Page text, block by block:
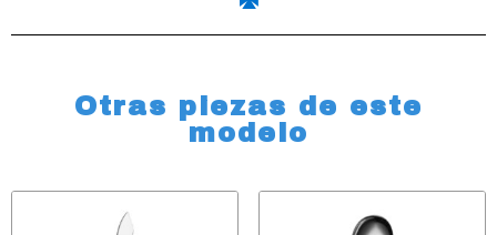
Otras piezas de este
modelo